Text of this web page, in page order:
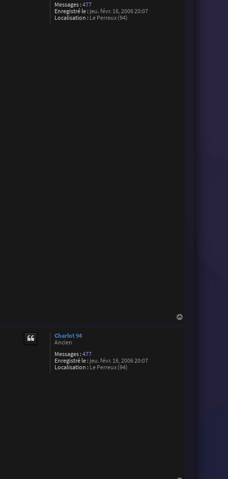
Messages : 477
Enregistré le : jeu. févr. 16, 2006 20:07
Localisation : Le Perreux (94)
Charlot 94
Ancien
Messages : 477
Enregistré le : jeu. févr. 16, 2006 20:07
Localisation : Le Perreux (94)